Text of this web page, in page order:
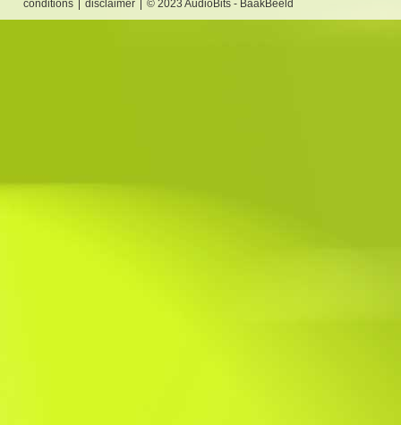
conditions disclaimer © 2023 AudioBits - BaakBeeld